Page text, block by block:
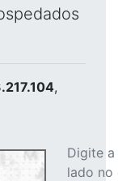
,
Digite
lado no